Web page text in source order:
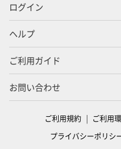
ログイン
ヘルプ
ご利用ガイド
お問い合わせ
ご利用規約 ご利用
プライバシーポリシ